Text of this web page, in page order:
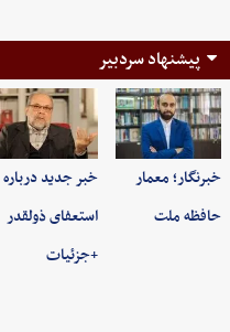
پیشنهاد سردبیر
خبرنگار؛ معمار
حافظه ملت
خبر جدید درباره
استعفای ذولقدر
+جزئیات